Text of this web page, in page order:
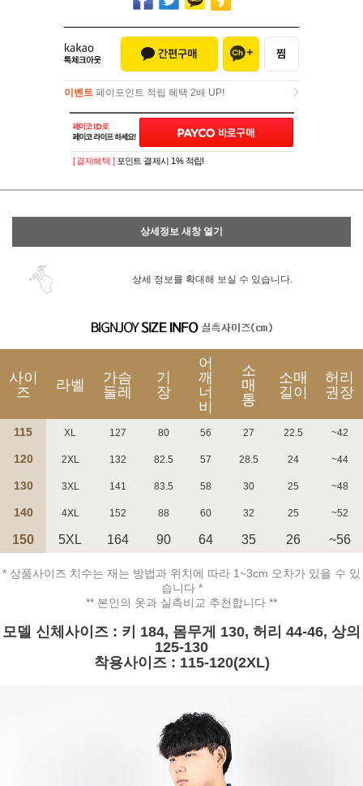
이벤트 페이포인트 적립 혜택 2배 UP!
이벤트페이포인트 적립 혜택 2배 UP!
[ 결제혜택 ] 포인트 결제시 1% 적립!
상세정보 새창 열기
상세 정보를 확대해 보실 수 있습니다.
사이
즈
라벨
가슴
둘레
기
장
어
깨
너
비
소
매
통
소매
길이
허리
권장
115 XL 127 80 56 27 22.5 ~42
120 2XL 132 82.5 57 28.5 24 ~44
130 3XL 141 83.5 58 30 25 ~48
140 4XL 152 88 60 32 25 ~52
150 5XL 164 90 64 35 26 ~56
* 상품사이즈 치수는 재는 방법과 위치에 따라 1~3cm 오차가 있을 수 있
습니다 *
** 본인의 옷과 실측비교 추천합니다 **
모델 신체사이즈 : 키 184, 몸무게 130, 허리 44-46, 상의
125-130
착용사이즈 : 115-120(2XL)